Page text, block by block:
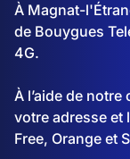
À Magnat-
de Bouygues
4G.
À l’aide de
votre adresse et
Free, Orange et